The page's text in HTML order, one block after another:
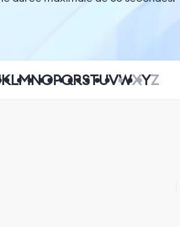
KLMNOPQRSTUVWXYZ